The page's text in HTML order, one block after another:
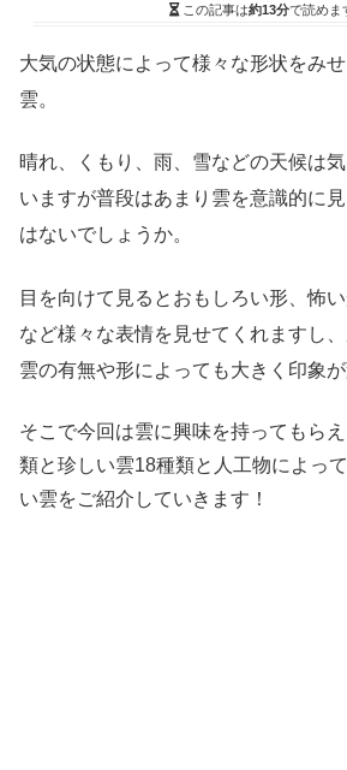
この記事は約13分で読めま
大気の状態によって様々な形状をみ
雲。
晴れ、くもり、雨、雪などの天候は
いますが普段はあまり雲を意識的に
はないでしょうか。
目を向けて見るとおもしろい形、怖
など様々な表情を見せてくれますし
雲の有無や形によっても大きく印象が
そこで今回は雲に興味を持ってもら
類と珍しい雲18種類と人工物によっ
い雲をご紹介していきます！